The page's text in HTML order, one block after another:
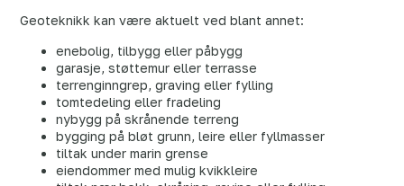
Geoteknikk kan være aktuelt ved blant annet:
enebolig, tilbygg eller påbygg
garasje, støttemur eller terrasse
terrenginngrep, graving eller fylling
tomtedeling eller fradeling
nybygg på skrånende terreng
bygging på bløt grunn, leire eller fyllmasser
tiltak under marin grense
eiendommer med mulig kvikkleire